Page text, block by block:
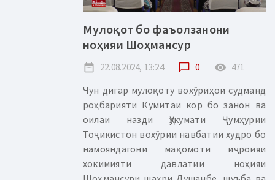
Мулоқот бо фаъолзанони
ноҳияи Шоҳмансур
date_range 22.08.2024, 13:24 chat_bubble_outline 0 remove_red_eye 471
Чун дигар мулоқоту вохӯриҳои судманд
роҳбарияти Кумитаи кор бо занон ва
оилаи назди Ҳукумати Ҷумҳурии
Тоҷикистон вохӯрии навбатии худро бо
намояндагони мақомоти иҷроияи
хокимияти давлатии ноҳияи